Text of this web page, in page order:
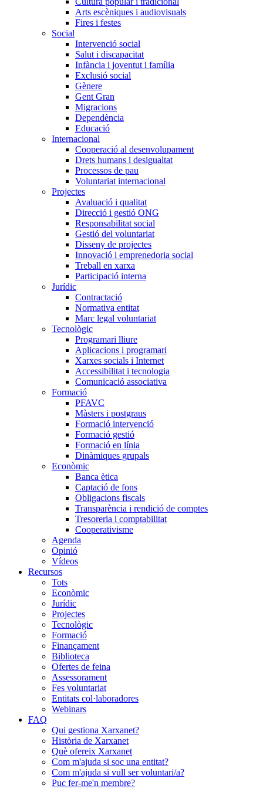
Arts escèniques i audiovisuals
Fires i festes
Social
Intervenció social
Salut i discapacitat
Infància i joventut i família
Exclusió social
Gènere
Gent Gran
Migracions
Dependència
Educació
Internacional
Cooperació al desenvolupament
Drets humans i desigualtat
Processos de pau
Voluntariat internacional
Projectes
Avaluació i qualitat
Direcció i gestió ONG
Responsabilitat social
Gestió del voluntariat
Disseny de projectes
Innovació i emprenedoria social
Treball en xarxa
Participació interna
Jurídic
Contractació
Normativa entitat
Marc legal voluntariat
Tecnològic
Programari lliure
Aplicacions i programari
Xarxes socials i Internet
Accessibilitat i tecnologia
Comunicació associativa
Formació
PFAVC
Màsters i postgraus
Formació intervenció
Formació gestió
Formació en línia
Dinàmiques grupals
Econòmic
Banca ètica
Captació de fons
Obligacions fiscals
Transparència i rendició de comptes
Tresoreria i comptabilitat
Cooperativisme
Agenda
Opinió
Vídeos
Recursos
Tots
Econòmic
Jurídic
Projectes
Tecnològic
Formació
Finançament
Biblioteca
Ofertes de feina
Assessorament
Fes voluntariat
Entitats col·laboradores
Webinars
FAQ
Qui gestiona Xarxanet?
Història de Xarxanet
Què ofereix Xarxanet
Com m'ajuda si soc una entitat?
Com m'ajuda si vull ser voluntari/a?
Puc fer-me'n membre?